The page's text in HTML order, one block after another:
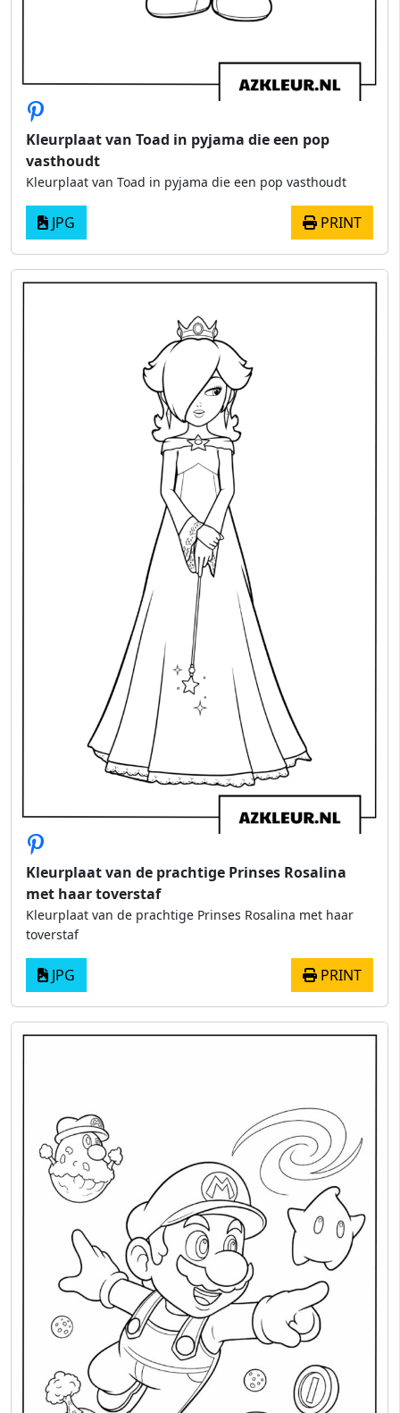
Kleurplaat van Toad in pyjama die een pop
vasthoudt
Kleurplaat van Toad in pyjama die een pop vasthoudt
JPG PRINT
Kleurplaat van de prachtige Prinses Rosalina
met haar toverstaf
Kleurplaat van de prachtige Prinses Rosalina met haar
toverstaf
JPG PRINT